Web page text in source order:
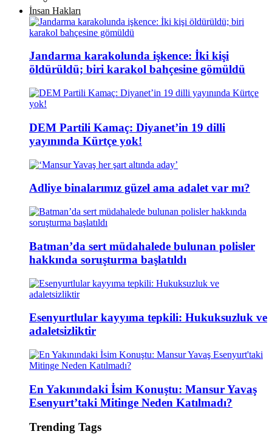
İnsan Hakları
Jandarma karakolunda işkence: İki kişi
öldürüldü; biri karakol bahçesine gömüldü
DEM Partili Kamaç: Diyanet’in 19 dilli
yayınında Kürtçe yok!
Adliye binalarımız güzel ama adalet var mı?
Batman’da sert müdahalede bulunan polisler
hakkında soruşturma başlatıldı
Esenyurtlular kayyıma tepkili: Hukuksuzluk ve
adaletsizliktir
En Yakınındaki İsim Konuştu: Mansur Yavaş
Esenyurt’taki Mitinge Neden Katılmadı?
Trending Tags